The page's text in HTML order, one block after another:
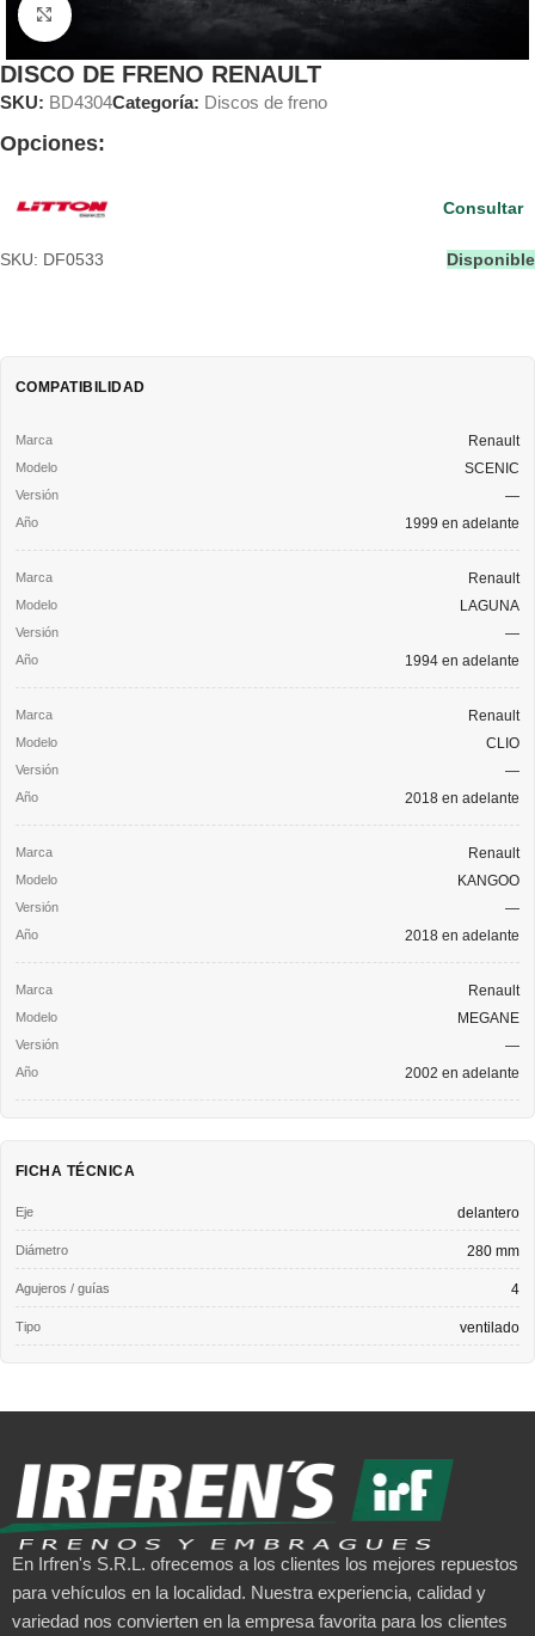
Clic para ampliar
DISCO DE FRENO RENAULT
SKU: BD4304Categoría: Discos de freno
Opciones:
SKU: DF0533 Disponible
Consultar
COMPATIBILIDAD
Renault
SCENIC
—
1999 en adelante
Renault
LAGUNA
—
1994 en adelante
Renault
CLIO
—
2018 en adelante
Renault
KANGOO
—
2018 en adelante
Renault
MEGANE
—
2002 en adelante
FICHA TÉCNICA
Eje delantero
Diámetro 280 mm
Agujeros / guías 4
Tipo ventilado
En Irfren's S.R.L. ofrecemos a los clientes los mejores repuestos
para vehículos en la localidad. Nuestra experiencia, calidad y
variedad nos convierten en la empresa favorita para los clientes